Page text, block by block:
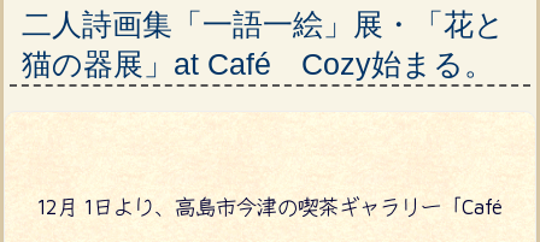
二人詩画集「一語一絵」展・「花と
猫の器展」at Café Cozy始まる。
12月 1日より、高島市今津の喫茶ギャラリー「Café